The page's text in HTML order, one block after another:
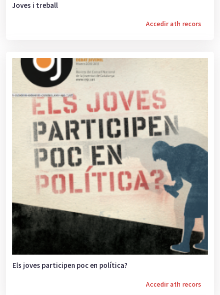
Joves i treball
Accedir ath recors
Els joves participen poc en política?
Accedir ath recors